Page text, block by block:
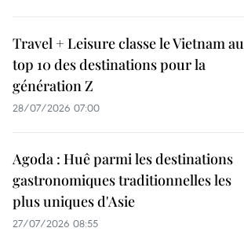
Travel + Leisure classe le Vietnam au
top 10 des destinations pour la
génération Z
28/07/2026 07:00
Agoda : Huê parmi les destinations
gastronomiques traditionnelles les
plus uniques d'Asie
27/07/2026 08:55